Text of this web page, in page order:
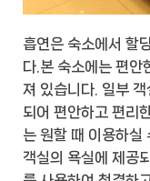
흡연은 숙소에서 할
다.본 숙소에는 편안
져 있습니다. 일부
되어 편안하고 편리
는 원할 때 이용하실
객실의 욕실에 제공